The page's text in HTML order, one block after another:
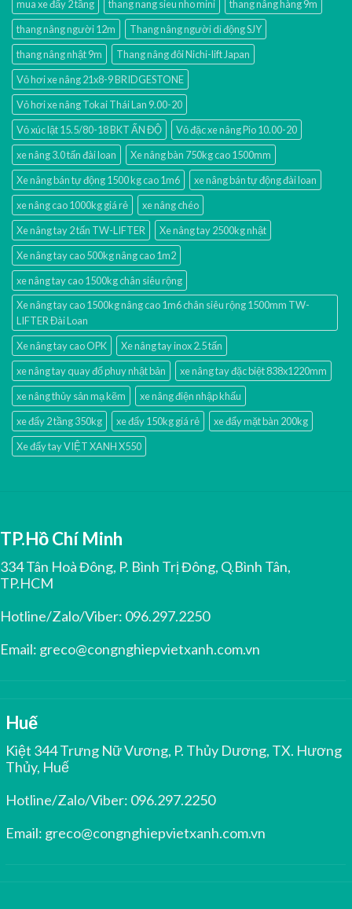
mua xe đẩy 2 tầng
thang nang sieu nho mini
thang nâng hàng 9m
thang nâng người 12m
Thang nâng người di động SJY
thang nâng nhật 9m
Thang nâng đôi Nichi-lift Japan
Vỏ hơi xe nâng 21x8-9 BRIDGESTONE
Vỏ hơi xe nâng Tokai Thái Lan 9.00-20
Vỏ xúc lật 15.5/80-18 BKT ẤN ĐỘ
Vỏ đặc xe nâng Pio 10.00-20
xe nâng 3.0 tấn đài loan
Xe nâng bàn 750kg cao 1500mm
Xe nâng bán tự động 1500 kg cao 1m6
xe nâng bán tự động đài loan
xe nâng cao 1000kg giá rẻ
xe nâng chéo
Xe nâng tay 2 tấn TW-LIFTER
Xe nâng tay 2500kg nhật
Xe nâng tay cao 500kg nâng cao 1m2
xe nâng tay cao 1500kg chân siêu rộng
Xe nâng tay cao 1500kg nâng cao 1m6 chân siêu rộng 1500mm TW-
LIFTER Đài Loan
Xe nâng tay cao OPK
Xe nâng tay inox 2.5 tấn
xe nâng tay quay đổ phuy nhật bản
xe nâng tay đặc biệt 838x1220mm
xe nâng thủy sản mạ kẽm
xe nâng điện nhập khấu
xe đẩy 2 tầng 350kg
xe đẩy 150kg giá rẻ
xe đẩy mặt bàn 200kg
Xe đẩy tay VIỆT XANH X550
TP.Hồ Chí Minh
334 Tân Hoà Đông, P. Bình Trị Đông, Q.Bình Tân,
TP.HCM
Hotline/Zalo/Viber: 096.297.2250
Email: greco@congnghiepvietxanh.com.vn
Huế
Kiệt 344 Trưng Nữ Vương, P. Thủy Dương, TX. Hương
Thủy, Huế
Hotline/Zalo/Viber: 096.297.2250
Email: greco@congnghiepvietxanh.com.vn